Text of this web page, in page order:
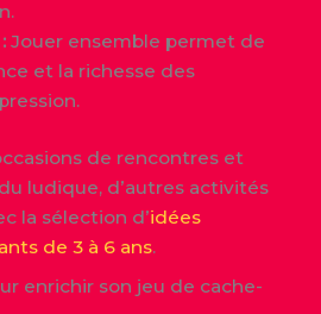
Jouer ensemble permet de
et la richesse des
de rencontres et
ludique, d’autres activités
la sélection d’idées
de 3 à 6 ans.
enrichir son jeu de cache-